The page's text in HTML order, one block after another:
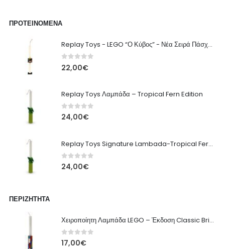
ΠΡΟΤΕΙΝΌΜΕΝΑ
Replay Toys - LEGO “Ο Κύβος” - Νέα Σειρά Πάσχα 2026 Λαμπάδα
0out of 5
22,00€
Replay Toys Λαμπάδα – Tropical Fern Edition
0 out of 5
24,00€
Replay Toys Signature Lambada-Tropical Fern edition 2026
0 out of 5
24,00€
ΠΕΡΙΖΉΤΗΤΑ
Χειροποίητη Λαμπάδα LEGO – Έκδοση Classic Brick
0out of 5
17,00€